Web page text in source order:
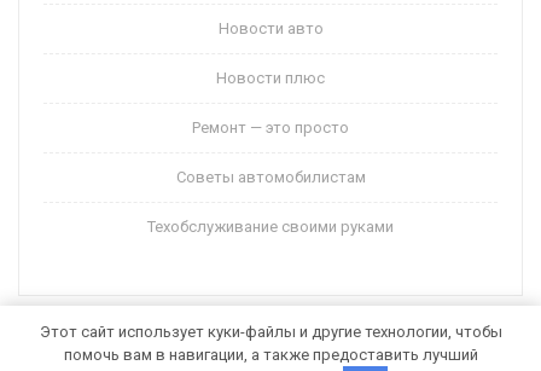
Новости авто
Новости плюс
Ремонт — это просто
Советы автомобилистам
Техобслуживание своими руками
Этот сайт использует куки-файлы и другие технологии, чтобы
помочь вам в навигации, а также предоставить лучший